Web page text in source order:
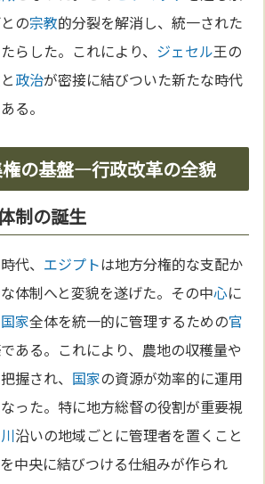
の宗教的分裂を解消し、統一された
らした。これにより、 ジェセル王の
と政治が密接に結びついた新たな時代
る。
の基盤—行政改革の全貌
制の誕生
代、 エジプトは地方分権的な支配か
体制へと変貌を遂げた。その中心に
国家全体を統一的に管理するための官
ある。これにより、農地の収穫量や
握され、 国家の資源が効率的に運用
った。特に地方総督の役割が重要視
沿いの地域ごとに管理者を置くこと
中央に結びつける仕組みが作られ